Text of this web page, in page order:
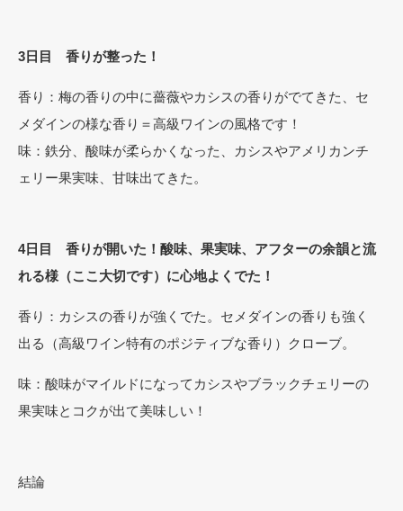
3日目 香りが整った！
香り：梅の香りの中に薔薇やカシスの香りがでてきた、セ
メダインの様な香り＝高級ワインの風格です！
味：鉄分、酸味が柔らかくなった、カシスやアメリカンチ
ェリー果実味、甘味出てきた。
4日目 香りが開いた！酸味、果実味、アフターの余韻と流
れる様（ここ大切です）に心地よくでた！
香り：カシスの香りが強くでた。セメダインの香りも強く
出る（高級ワイン特有のポジティブな香り）クローブ。
味：酸味がマイルドになってカシスやブラックチェリーの
果実味とコクが出て美味しい！
結論